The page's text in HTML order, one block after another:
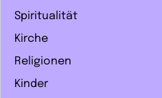
Spiritualität
Kirche
Religionen
Kinder